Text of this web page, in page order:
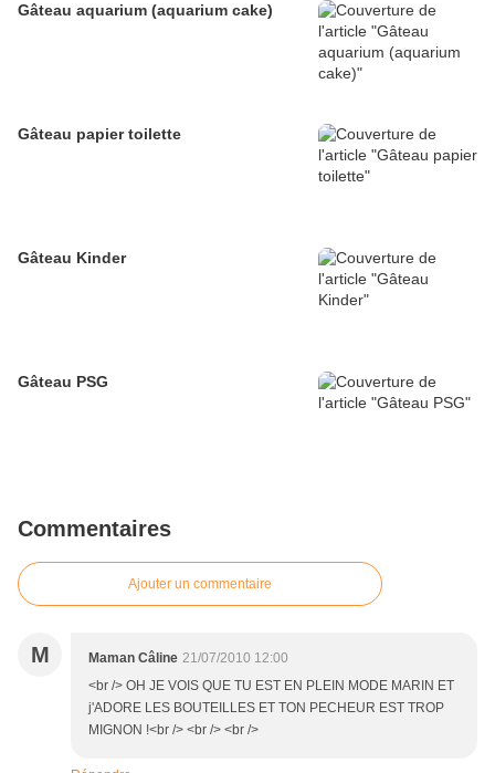
Gâteau aquarium (aquarium cake)
Gâteau papier toilette
Gâteau Kinder
Gâteau PSG
Commentaires
Ajouter un commentaire
M Maman Câline 21/07/2010 12:00
<br /> OH JE VOIS QUE TU EST EN PLEIN MODE MARIN ET
j'ADORE LES BOUTEILLES ET TON PECHEUR EST TROP
MIGNON !<br /> <br /> <br />